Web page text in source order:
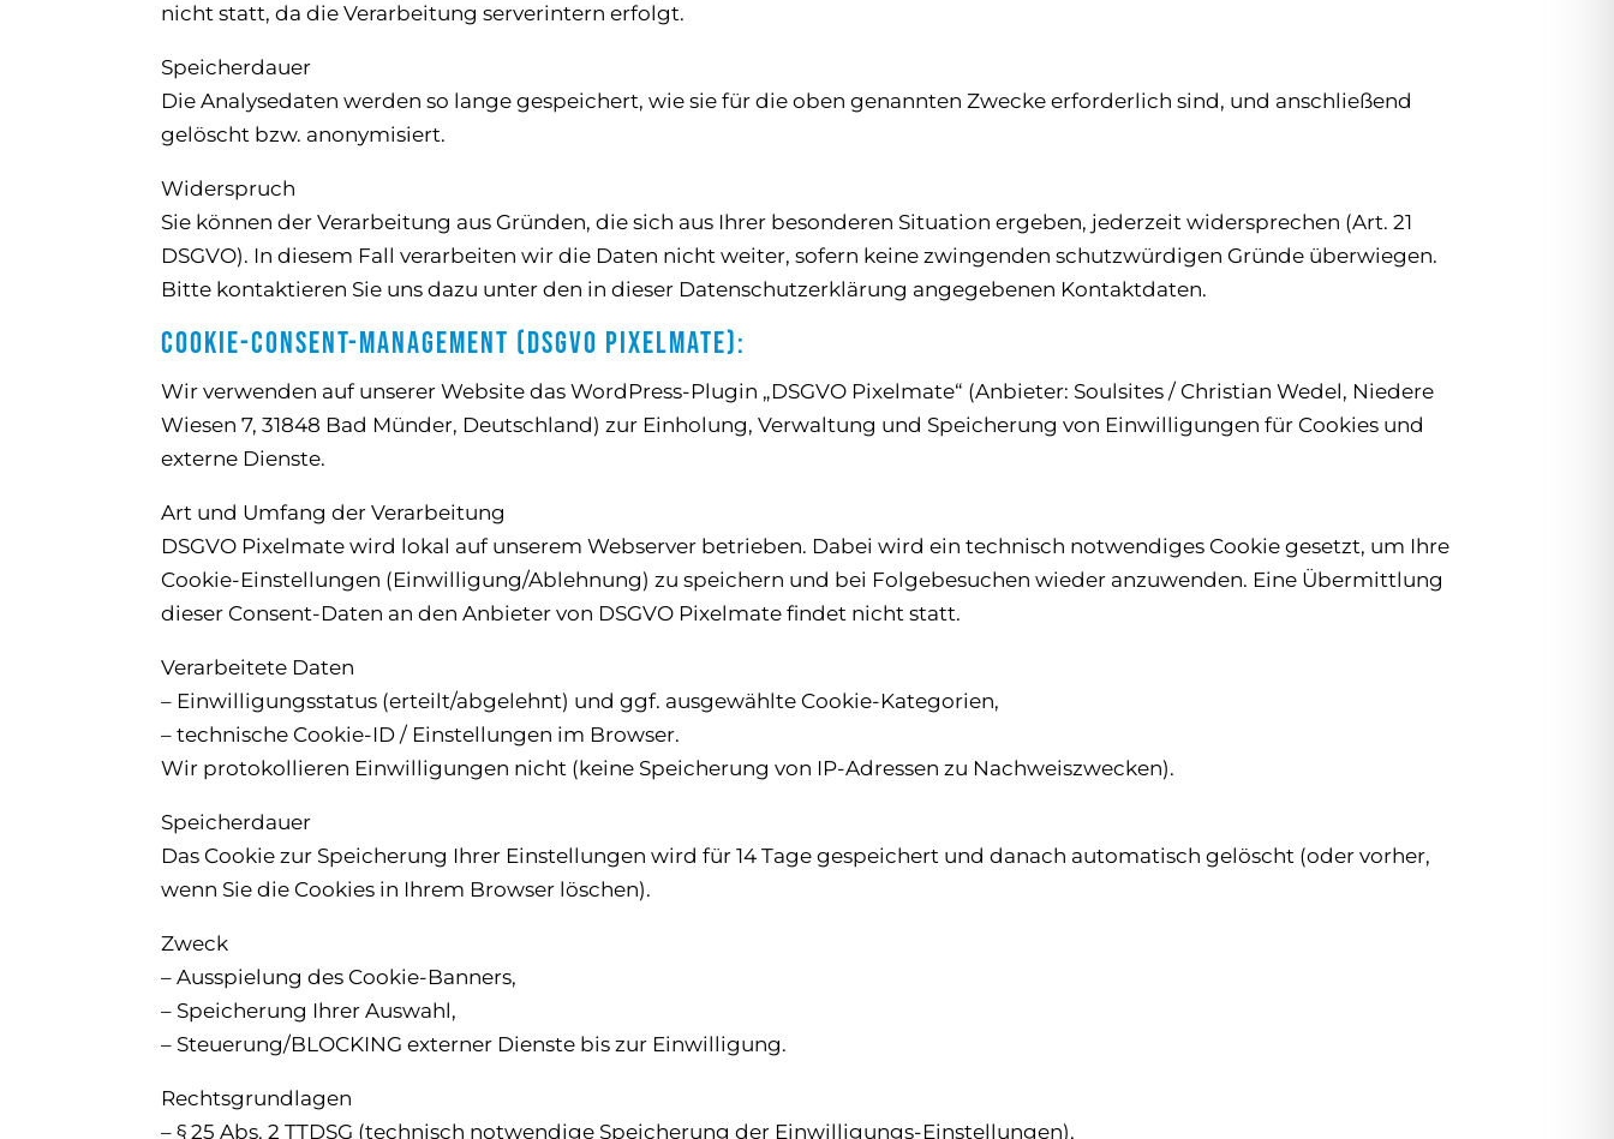
nicht statt, da die Verarbeitung serverintern erfolgt.
Speicherdauer
Die Analysedaten werden so lange gespeichert, wie sie für die oben genannten Zwecke erforderlich sind, und anschließend
gelöscht bzw. anonymisiert.
Widerspruch
Sie können der Verarbeitung aus Gründen, die sich aus Ihrer besonderen Situation ergeben, jederzeit widersprechen (Art. 21
DSGVO). In diesem Fall verarbeiten wir die Daten nicht weiter, sofern keine zwingenden schutzwürdigen Gründe überwiegen.
Bitte kontaktieren Sie uns dazu unter den in dieser Datenschutzerklärung angegebenen Kontaktdaten.
Cookie-Consent-Management (DSGVO Pixelmate):
Wir verwenden auf unserer Website das WordPress-Plugin „DSGVO Pixelmate“ (Anbieter: Soulsites / Christian Wedel, Niedere
Wiesen 7, 31848 Bad Münder, Deutschland) zur Einholung, Verwaltung und Speicherung von Einwilligungen für Cookies und
externe Dienste.
Art und Umfang der Verarbeitung
DSGVO Pixelmate wird lokal auf unserem Webserver betrieben. Dabei wird ein technisch notwendiges Cookie gesetzt, um Ihre
Cookie-Einstellungen (Einwilligung/Ablehnung) zu speichern und bei Folgebesuchen wieder anzuwenden. Eine Übermittlung
dieser Consent-Daten an den Anbieter von DSGVO Pixelmate findet nicht statt.
Verarbeitete Daten
– Einwilligungsstatus (erteilt/abgelehnt) und ggf. ausgewählte Cookie-Kategorien,
– technische Cookie-ID / Einstellungen im Browser.
Wir protokollieren Einwilligungen nicht (keine Speicherung von IP-Adressen zu Nachweiszwecken).
Speicherdauer
Das Cookie zur Speicherung Ihrer Einstellungen wird für 14 Tage gespeichert und danach automatisch gelöscht (oder vorher,
wenn Sie die Cookies in Ihrem Browser löschen).
Zweck
– Ausspielung des Cookie-Banners,
– Speicherung Ihrer Auswahl,
– Steuerung/BLOCKING externer Dienste bis zur Einwilligung.
Rechtsgrundlagen
– § 25 Abs. 2 TTDSG (technisch notwendige Speicherung der Einwilligungs-Einstellungen),